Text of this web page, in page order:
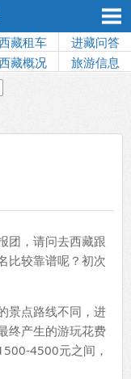
藏租车
进藏问答
藏概况 旅游信息
团，请问去西藏跟
比较靠谱呢？初次
景点路线不同，进
终产生的游玩花费
4500元之间，